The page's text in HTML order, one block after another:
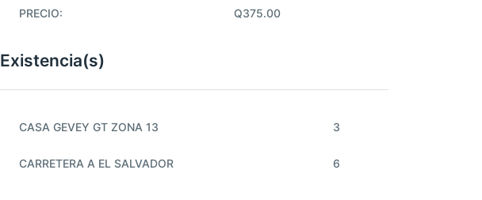
PRECIO: Q375.00
Existencia(s)
CASA GEVEY GT ZONA 13 3
CARRETERA A EL SALVADOR 6